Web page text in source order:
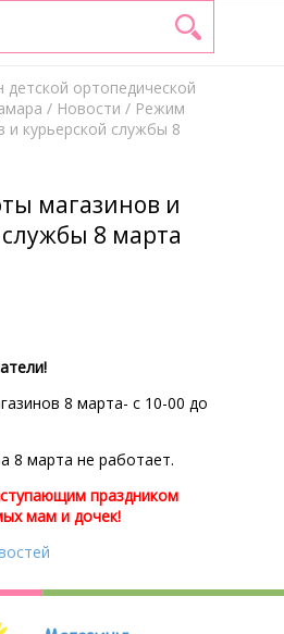
детской ортопедической
/ Новости / Режим
и курьерской службы 8
магазинов и
8 марта
8 марта- с 10-00 до
8 марта не работает.
праздником
мам и дочек!